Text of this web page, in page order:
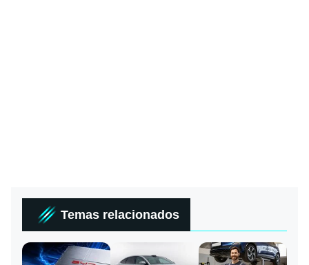
Temas relacionados